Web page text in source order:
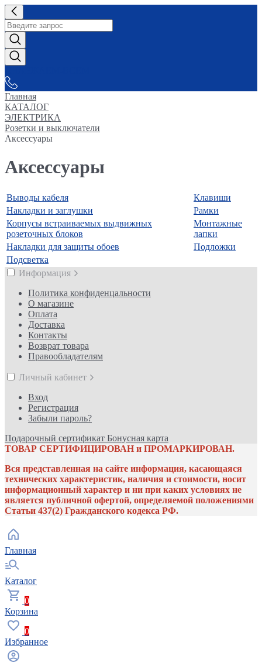
Главная
КАТАЛОГ
ЭЛЕКТРИКА
Розетки и выключатели
Аксессуары
Аксессуары
Выводы кабеля
Клавиши
Накладки и заглушки
Рамки
Корпусы встраиваемых выдвижных
розеточных блоков
Монтажные
лапки
Накладки для защиты обоев
Подложки
Подсветка
Информация
Политика конфиденцальности
О магазине
Оплата
Доставка
Контакты
Возврат товара
Правообладателям
Личный кабинет
Вход
Регистрация
Забыли пароль?
Подарочный сертификат Бонусная карта
ТОВАР СЕРТИФИЦИРОВАН и ПРОМАРКИРОВАН.
Вся представленная на сайте информация, касающаяся
технических характеристик, наличия и стоимости, носит
информационный характер и ни при каких условиях не
является публичной офертой, определяемой положениями
Статьи 437(2) Гражданского кодекса РФ.
Главная
Каталог
0
Корзина
0
Избранное